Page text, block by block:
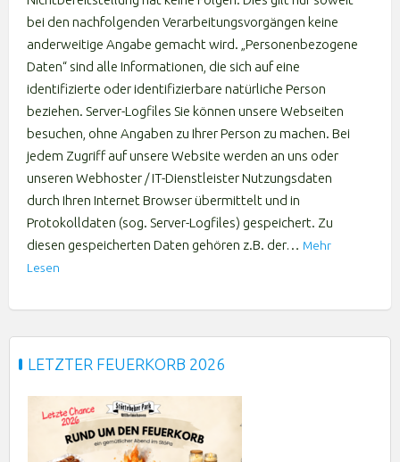
bei den nachfolgenden Verarbeitungsvorgängen keine
anderweitige Angabe gemacht wird. „Personenbezogene
Daten“ sind alle Informationen, die sich auf eine
identifizierte oder identifizierbare natürliche Person
beziehen. Server-Logfiles Sie können unsere Webseiten
besuchen, ohne Angaben zu Ihrer Person zu machen. Bei
jedem Zugriff auf unsere Website werden an uns oder
unseren Webhoster / IT-Dienstleister Nutzungsdaten
durch Ihren Internet Browser übermittelt und in
Protokolldaten (sog. Server-Logfiles) gespeichert. Zu
diesen gespeicherten Daten gehören z.B. der… Mehr
Lesen
LETZTER FEUERKORB 2026